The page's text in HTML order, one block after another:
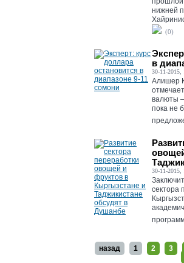
нижней
(0)
в
30-11-2015,
Алишер
валюты
пока не
30-11-2015,
сектора
назад 1 2 3